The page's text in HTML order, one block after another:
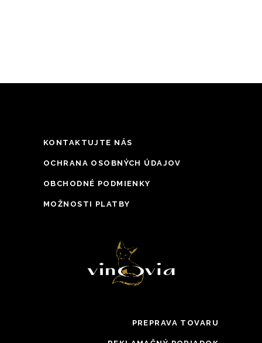
KONTAKTUJTE NÁS
OCHRANA OSOBNÝCH ÚDAJOV
OBCHODNÉ PODMIENKY
MOŽNOSTI PLATBY
PREPRAVA TOVARU